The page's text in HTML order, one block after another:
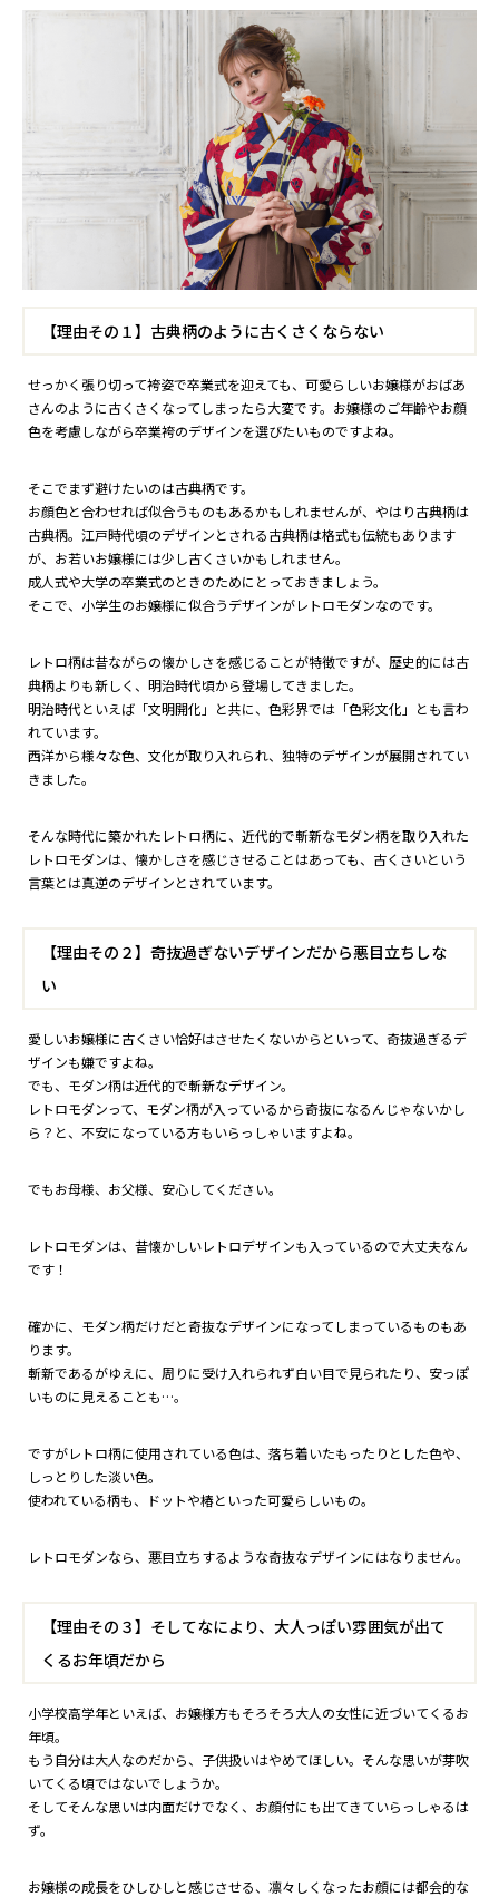
【理由その１】古典柄のように古くさくならない
せっかく張り切って袴姿で卒業式を迎えても、可愛らしいお嬢様がおばあ
さんのように古くさくなってしまったら大変です。お嬢様のご年齢やお顔
色を考慮しながら卒業袴のデザインを選びたいものですよね。
そこでまず避けたいのは古典柄です。
お顔色と合わせれば似合うものもあるかもしれませんが、やはり古典柄は
古典柄。江戸時代頃のデザインとされる古典柄は格式も伝統もあります
が、お若いお嬢様には少し古くさいかもしれません。
成人式や大学の卒業式のときのためにとっておきましょう。
そこで、小学生のお嬢様に似合うデザインがレトロモダンなのです。
レトロ柄は昔ながらの懐かしさを感じることが特徴ですが、歴史的には古
典柄よりも新しく、明治時代頃から登場してきました。
明治時代といえば「文明開化」と共に、色彩界では「色彩文化」とも言わ
れています。
西洋から様々な色、文化が取り入れられ、独特のデザインが展開されてい
きました。
そんな時代に築かれたレトロ柄に、近代的で斬新なモダン柄を取り入れた
レトロモダンは、懐かしさを感じさせることはあっても、古くさいという
言葉とは真逆のデザインとされています。
【理由その２】奇抜過ぎないデザインだから悪目立ちしな
い
愛しいお嬢様に古くさい恰好はさせたくないからといって、奇抜過ぎるデ
ザインも嫌ですよね。
でも、モダン柄は近代的で斬新なデザイン。
レトロモダンって、モダン柄が入っているから奇抜になるんじゃないかし
ら？と、不安になっている方もいらっしゃいますよね。
でもお母様、お父様、安心してください。
レトロモダンは、昔懐かしいレトロデザインも入っているので大丈夫なん
です！
確かに、モダン柄だけだと奇抜なデザインになってしまっているものもあ
ります。
斬新であるがゆえに、周りに受け入れられず白い目で見られたり、安っぽ
いものに見えることも…。
ですがレトロ柄に使用されている色は、落ち着いたもったりとした色や、
しっとりした淡い色。
使われている柄も、ドットや椿といった可愛らしいもの。
レトロモダンなら、悪目立ちするような奇抜なデザインにはなりません。
【理由その３】そしてなにより、大人っぽい雰囲気が出て
くるお年頃だから
小学校高学年といえば、お嬢様方もそろそろ大人の女性に近づいてくるお
年頃。
もう自分は大人なのだから、子供扱いはやめてほしい。そんな思いが芽吹
いてくる頃ではないでしょうか。
そしてそんな思いは内面だけでなく、お顔付にも出てきていらっしゃるは
ず。
お嬢様の成長をひしひしと感じさせる、凛々しくなったお顔には都会的な